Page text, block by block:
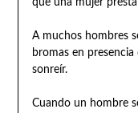
A muchos hombres
bromas en
sonreír.
Cuando un hombre